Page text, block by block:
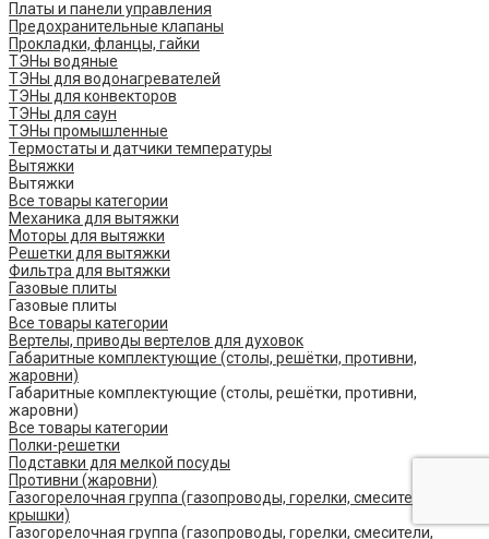
Платы и панели управления
Предохранительные клапаны
Прокладки, фланцы, гайки
ТЭНы водяные
ТЭНы для водонагревателей
ТЭНы для конвекторов
ТЭНы для саун
ТЭНы промышленные
Термостаты и датчики температуры
Вытяжки
Вытяжки
Все товары категории
Механика для вытяжки
Моторы для вытяжки
Решетки для вытяжки
Фильтра для вытяжки
Газовые плиты
Газовые плиты
Все товары категории
Вертелы, приводы вертелов для духовок
Габаритные комплектующие (столы, решётки, противни,
жаровни)
Габаритные комплектующие (столы, решётки, противни,
жаровни)
Все товары категории
Полки-решетки
Подставки для мелкой посуды
Противни (жаровни)
Газогорелочная группа (газопроводы, горелки, смесители,
крышки)
Газогорелочная группа (газопроводы, горелки, смесители,